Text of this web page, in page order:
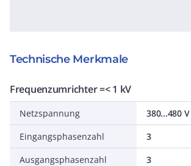
Technische Merkmale
Frequenzumrichter =< 1 kV
Netzspannung
380...480 V
Eingangsphasenzahl
3
Ausgangsphasenzahl
3